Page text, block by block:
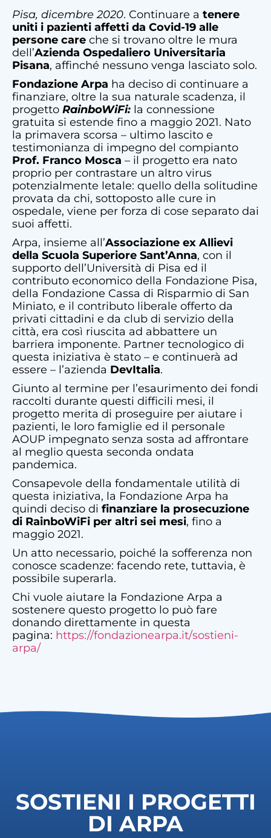
Pisa, dicembre 2020. Continuare a tenere
uniti i pazienti affetti da Covid-19 alle
persone care che si trovano oltre le mura
dell’Azienda Ospedaliero Universitaria
Pisana, affinché nessuno venga lasciato solo.
Fondazione Arpa ha deciso di continuare a
finanziare, oltre la sua naturale scadenza, il
progetto RainboWiFi: la connessione
gratuita si estende fino a maggio 2021. Nato
la primavera scorsa – ultimo lascito e
testimonianza di impegno del compianto
Prof. Franco Mosca – il progetto era nato
proprio per contrastare un altro virus
potenzialmente letale: quello della solitudine
provata da chi, sottoposto alle cure in
ospedale, viene per forza di cose separato dai
suoi affetti.
Arpa, insieme all’Associazione ex Allievi
della Scuola Superiore Sant’Anna, con il
supporto dell’Università di Pisa ed il
contributo economico della Fondazione Pisa,
della Fondazione Cassa di Risparmio di San
Miniato, e il contributo liberale offerto da
privati cittadini e da club di servizio della
città, era così riuscita ad abbattere un
barriera imponente. Partner tecnologico di
questa iniziativa è stato – e continuerà ad
essere – l’azienda DevItalia.
Giunto al termine per l’esaurimento dei fondi
raccolti durante questi difficili mesi, il
progetto merita di proseguire per aiutare i
pazienti, le loro famiglie ed il personale
AOUP impegnato senza sosta ad affrontare
al meglio questa seconda ondata
pandemica.
Consapevole della fondamentale utilità di
questa iniziativa, la Fondazione Arpa ha
quindi deciso di finanziare la prosecuzione
di RainboWiFi per altri sei mesi, fino a
maggio 2021.
Un atto necessario, poiché la sofferenza non
conosce scadenze: facendo rete, tuttavia, è
possibile superarla.
Chi vuole aiutare la Fondazione Arpa a
sostenere questo progetto lo può fare
donando direttamente in questa
pagina: https://fondazionearpa.it/sostieni-
arpa/
SOSTIENI I PROGETTI
DI ARPA